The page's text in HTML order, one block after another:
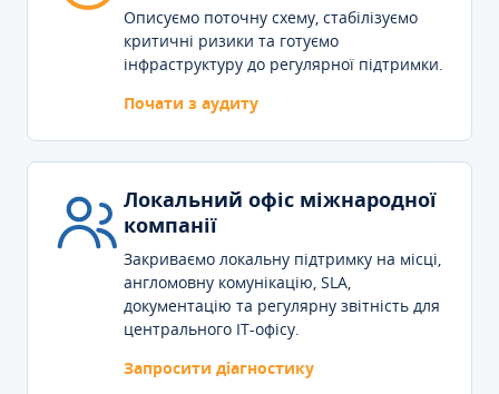
Описуємо поточну схему, стабілізуємо
критичні ризики та готуємо
інфраструктуру до регулярної підтримки.
Почати з аудиту
Локальний офіс міжнародної
компанії
Закриваємо локальну підтримку на місці,
англомовну комунікацію, SLA,
документацію та регулярну звітність для
центрального IT-офісу.
Запросити діагностику